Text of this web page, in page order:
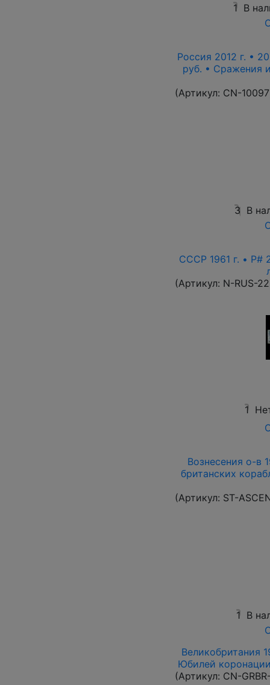
1 В
Россия 2012 г. •
руб. • Сражения
(Артикул: CN-10097
3 В
СССР 1961 г. • P#
(Артикул: N-RUS-
1
Вознесения о-в
британских
(Артикул: ST-
1 В
Великобритания
Юбилей
(Артикул: CN-